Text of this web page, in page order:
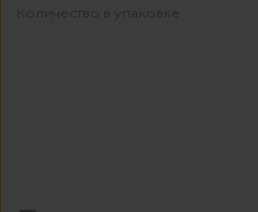
Количество в упаковке